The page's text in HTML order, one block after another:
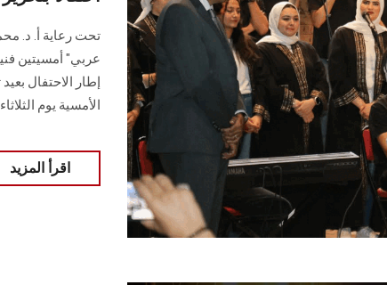
تحت رعاية أ. د.
عربي" أمسيتين
إطار الاحتفال
الأمسية يوم الثلاثاء 7 مايو.
اقرأ المزيد